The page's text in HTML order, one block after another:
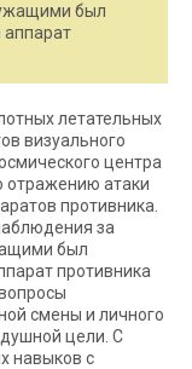
был
летательных
визуального
центра
отражению атаки
противника.
за
был
противника
смены и личного
цели. С
навыков с